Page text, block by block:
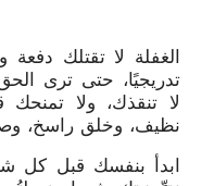
الغفلة لا تقتلك
تدريجيًا، حتى ترى
لا تنقذك، ولا
نظيف، وخلق راسخ،
ابدأ بنفسك قبل كل